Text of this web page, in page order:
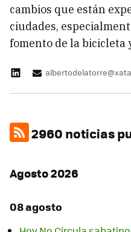
cambios que están
ciudades,
fomento de la bicicleta
2960 noticias
Agosto 2026
08 agosto